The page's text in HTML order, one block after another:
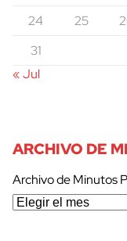
24
25
31
« Jul
ARCHIVO DE
Archivo de Minutos